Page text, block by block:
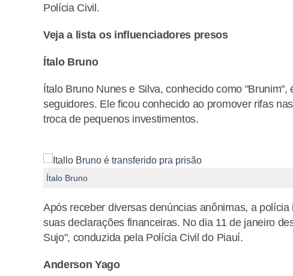
Polícia Civil.
Veja a lista os influenciadores presos
Ítalo Bruno
Ítalo Bruno Nunes e Silva, conhecido como
seguidores. Ele ficou conhecido ao promover rifas
troca de pequenos investimentos.
Ítalo Bruno
Após receber diversas denúncias anônimas, a
suas declarações financeiras. No dia 11 de janeiro
Sujo", conduzida pela Polícia Civil do Piauí.
Anderson Yago